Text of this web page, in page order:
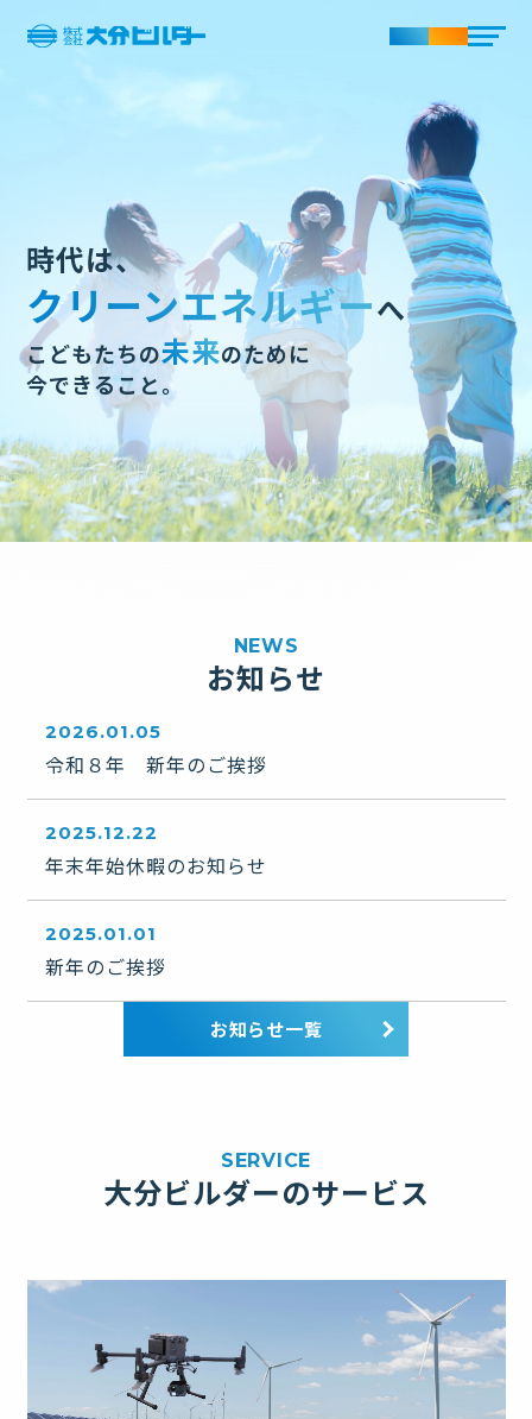
時代は、
クリーンエネルギーへ
こどもたちの未来のために
今できること。
お知らせ
2026.01.05
令和８年 新年のご挨拶
2025.12.22
年末年始休暇のお知らせ
2025.01.01
新年のご挨拶
お知らせ一覧
大分ビルダーのサービス